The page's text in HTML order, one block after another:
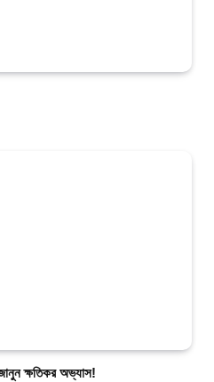
ক্ষতিকর অভ্যাস!